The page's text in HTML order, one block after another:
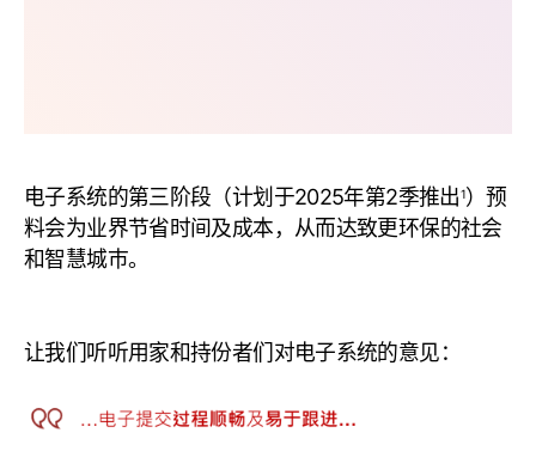
电子系统的第三阶段（计划于2025年第2季推出1）预
料会为业界节省时间及成本，从而达致更环保的社会
和智慧城巿。
让我们听听用家和持份者们对电子系统的意见：